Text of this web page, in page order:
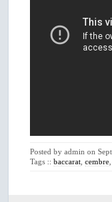
Posted by admin on
Tags :: baccarat cembre